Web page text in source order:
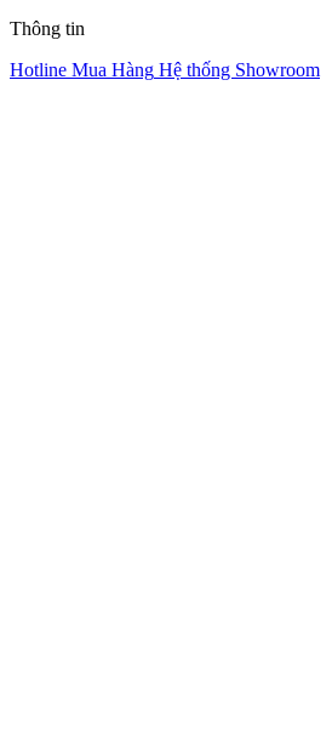
Thông tin
Hotline Mua Hàng Hệ thống Showroom